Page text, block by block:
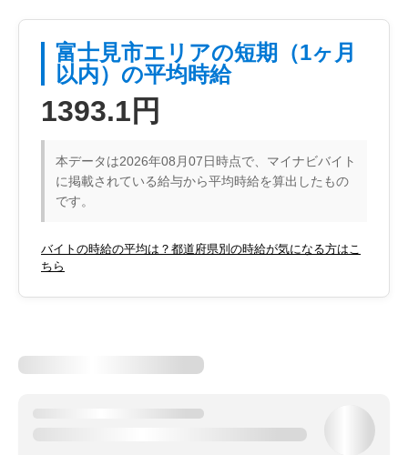
富士見市エリアの短期（1ヶ月
以内）の平均時給
1393.1円
本データは2026年08月07日時点で、マイナビバイト
に掲載されている給与から平均時給を算出したもの
です。
バイトの時給の平均は？都道府県別の時給が気になる方はこ
ちら